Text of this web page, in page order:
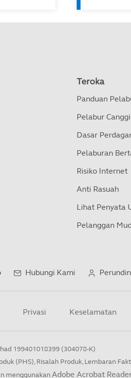
Teroka
Panduan
Pelabur
Dasar
Pelaburan
Risiko Internet
Anti Rasuah
Lihat Penyata
Pelanggan
Hubungi Kami
Privasi Keselamatan
199401018399 (304078-K)
(PHS), Risalah Produk, Lembaran
menggunakan Adobe Acrobat